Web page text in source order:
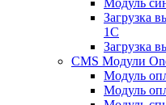
Загрузка
1C
Загрузка
CMS Модули
Модуль
Модуль